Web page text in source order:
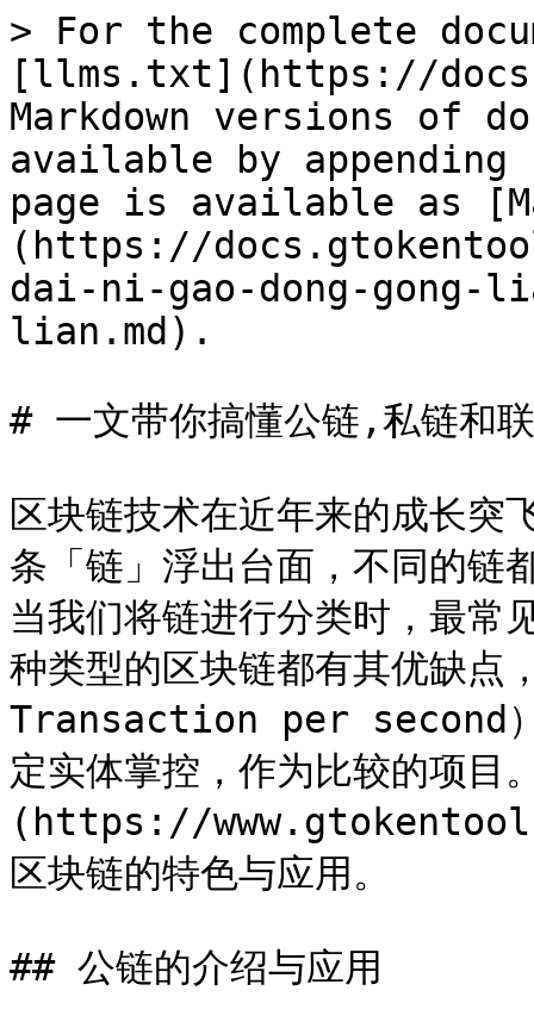
> For the complete
[llms.txt](https://
Markdown versions of
available by
page is available as
(https://
dai-ni-gao-dong-
lian.md).
# 一文带你搞懂公链,私链和
区块链技术在近年来的成长突
条「链」浮出台面，不同的链
当我们将链进行分类时，最常
种类型的区块链都有其优缺点
Transaction per second）
定实体掌控，作为比较的项
(https://
区块链的特色与应用。
## 公链的介绍与应用